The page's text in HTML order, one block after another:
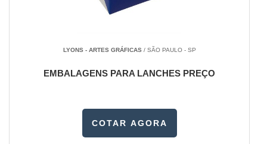
LYONS - ARTES GRÁFICAS/ SÃO PAULO - SP
EMBALAGENS PARA LANCHES PREÇO
COTAR AGORA